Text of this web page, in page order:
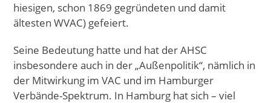
hiesigen, schon 1869 gegründeten und damit
ältesten WVAC) gefeiert.
Seine Bedeutung hatte und hat der AHSC
insbesondere auch in der „Außenpolitik“, nämlich in
der Mitwirkung im VAC und im Hamburger
Verbände-Spektrum. In Hamburg hat sich – viel